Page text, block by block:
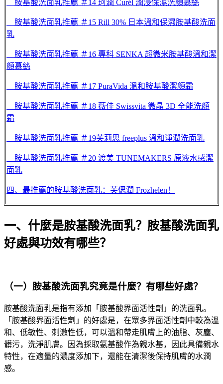
胺基酸洗面乳推薦 ＃14 珂潤 Curél 潤浸保濕洗顏慕絲
胺基酸洗面乳推薦 ＃15 Rill 30% 日本溫和保濕胺基酸洗面
乳
胺基酸洗面乳推薦 ＃16 專科 SENKA 超微米胺基酸溫和潔
顏慕絲
胺基酸洗面乳推薦 ＃17 PuraVida 溫和胺基酸潔顏霜
胺基酸洗面乳推薦 ＃18 薇佳 Swissvita 微晶 3D 全能洗顏
霜
胺基酸洗面乳推薦 ＃19芙莉思 freeplus 溫和淨潤洗面乳
胺基酸洗面乳推薦 ＃20 渡美 TUNEMAKERS 原液水感潔
面乳
四、最推薦的胺基酸洗面乳：芙偲潤 Frozhelen！
一、什麼是胺基酸洗面乳？胺基酸洗面乳
好處與功效有哪些？
（一）胺基酸洗面乳究竟是什麼？有哪些好處？
胺基酸洗面乳是指有添加「 胺基酸界面活性劑 」的洗面乳。
「胺基酸界面活性劑」的好處是，在眾多界面活性劑中較為溫
和、低敏性、刺激性低，可以溫和帶走肌膚上的油脂、灰塵、
髒污，洗淨肌膚。因為採取氨基酸作為親水基，因此具備親水
特性，在適量的濃度添加下，還能在清潔後保持肌膚的水潤
感。